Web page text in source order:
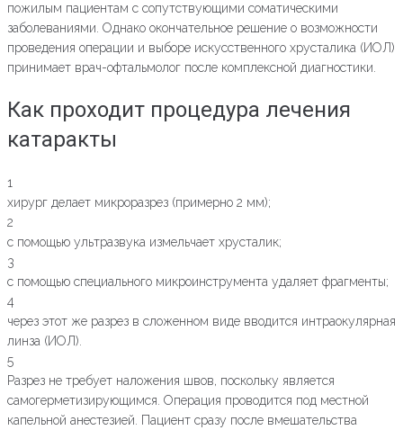
пожилым пациентам с сопутствующими соматическими
заболеваниями. Однако окончательное решение о возможности
проведения операции и выборе искусственного хрусталика (ИОЛ)
принимает врач-офтальмолог после комплексной диагностики.
Как проходит процедура лечения
катаракты
1
хирург делает микроразрез (примерно 2 мм);
2
с помощью ультразвука измельчает хрусталик;
3
с помощью специального микроинструмента удаляет фрагменты;
4
через этот же разрез в сложенном виде вводится интраокулярная
линза (ИОЛ).
5
Разрез не требует наложения швов, поскольку является
самогерметизирующимся. Операция проводится под местной
капельной анестезией. Пациент сразу после вмешательства